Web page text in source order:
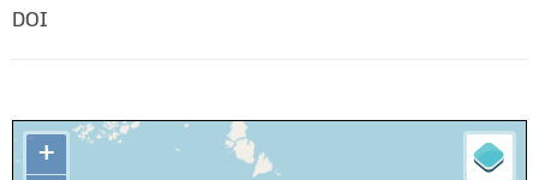
DOI
+